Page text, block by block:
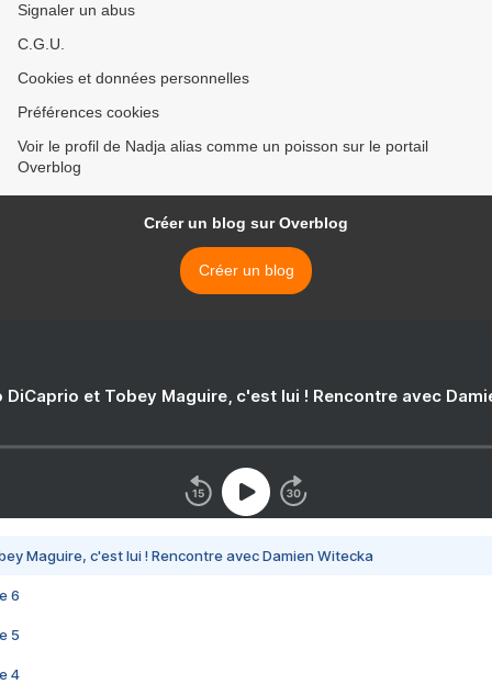
Signaler un abus
C.G.U.
Cookies et données personnelles
Préférences cookies
Voir le profil de Nadja alias comme un poisson sur le portail
Overblog
Créer un blog sur Overblog
Créer un blog
DiCaprio et Tobey Maguire, c'est lui ! Rencontre avec
Maguire, c'est lui ! Rencontre avec Damien Witecka
6
5
4